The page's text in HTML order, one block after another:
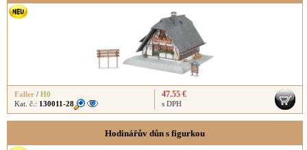
Faller / H0
Kat. č.: 130011-28
47.55 €
s DPH
Hodinářův důn s figurkou